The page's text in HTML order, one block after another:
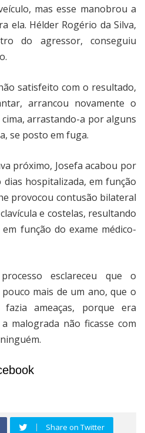
mas esse manobrou a
ela. Hélder Rogério da Silva,
do agressor, conseguiu
satisfeito com o resultado,
arrancou novamente o
arrastando-a por alguns
se posto em fuga.
próximo, Josefa acabou por
hospitalizada, em função
provocou contusão bilateral
e costelas, resultando
função do exame médico-
esclareceu que o
mais de um ano, que o
ameaças, porque era
malograda não ficasse com
Share on Twitter